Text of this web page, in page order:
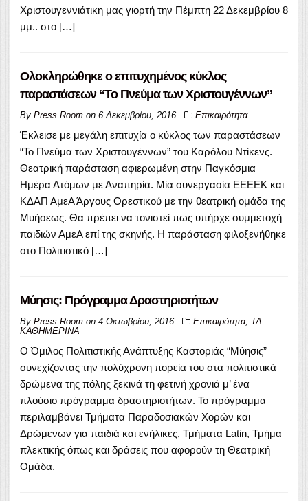
Χριστουγεννιάτικη μας γιορτή την Πέμπτη 22 Δεκεμβρίου 8
μμ.. στο […]
Ολοκληρώθηκε ο επιτυχημένος κύκλος
παραστάσεων “Το Πνεύμα των Χριστουγέννων”
By Press Room on 6 Δεκεμβρίου, 2016 Επικαιρότητα
Έκλεισε με μεγάλη επιτυχία ο κύκλος των παραστάσεων
“Το Πνεύμα των Χριστουγέννων” του Καρόλου Ντίκενς.
Θεατρική παράσταση αφιερωμένη στην Παγκόσμια
Ημέρα Ατόμων με Αναπηρία. Μία συνεργασία ΕΕΕΕΚ και
ΚΔΑΠ ΑμεΑ Άργους Ορεστικού με την θεατρική ομάδα της
Μυήσεως. Θα πρέπει να τονιστεί πως υπήρχε συμμετοχή
παιδιών ΑμεΑ επί της σκηνής. Η παράσταση φιλοξενήθηκε
στο Πολιτιστικό […]
Μύησις: Πρόγραμμα Δραστηριοτήτων
By Press Room on 4 Οκτωβρίου, 2016 Επικαιρότητα, ΤΑ
ΚΑΘΗΜΕΡΙΝΑ
Ο Όμιλος Πολιτιστικής Ανάπτυξης Καστοριάς “Μύησις”
συνεχίζοντας την πολύχρονη πορεία του στα πολιτιστικά
δρώμενα της πόλης ξεκινά τη φετινή χρονιά μ’ ένα
πλούσιο πρόγραμμα δραστηριοτήτων. Το πρόγραμμα
περιλαμβάνει Τμήματα Παραδοσιακών Χορών και
Δρώμενων για παιδιά και ενήλικες, Τμήματα Latin, Τμήμα
πλεκτικής όπως και δράσεις που αφορούν τη Θεατρική
Ομάδα.